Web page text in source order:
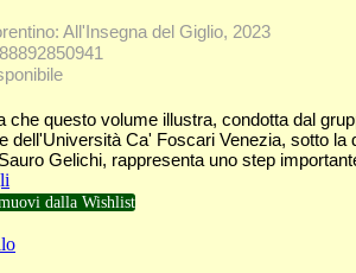
All'Insegna del Giglio, 2023
che questo volume illustra, condotta dal
dell'Università Ca' Foscari Venezia, sotto la
Gelichi, rappresenta uno step
dalla Wishlist